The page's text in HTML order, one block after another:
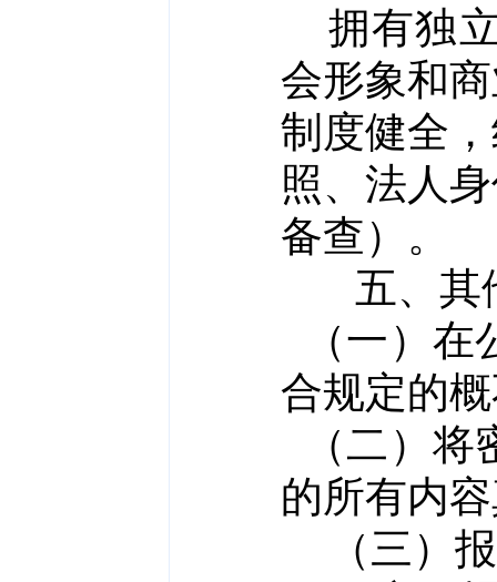
拥有独
会形象和
制度健全
照、法人
备查）。
五、其
（一）
合规定的
（二）
的所有内
（三）